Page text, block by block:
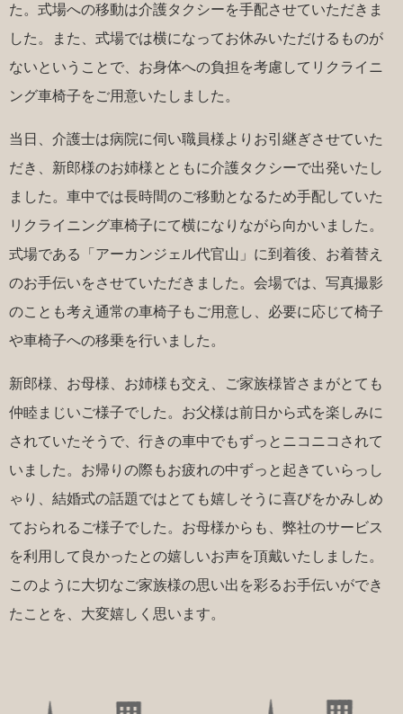
た。式場への移動は介護タクシーを手配させていただきま
した。また、式場では横になってお休みいただけるものが
ないということで、お身体への負担を考慮してリクライニ
ング車椅子をご用意いたしました。
当日、介護士は病院に伺い職員様よりお引継ぎさせていた
だき、新郎様のお姉様とともに介護タクシーで出発いたし
ました。車中では長時間のご移動となるため手配していた
リクライニング車椅子にて横になりながら向かいました。
式場である「アーカンジェル代官山」に到着後、お着替え
のお手伝いをさせていただきました。会場では、写真撮影
のことも考え通常の車椅子もご用意し、必要に応じて椅子
や車椅子への移乗を行いました。
新郎様、お母様、お姉様も交え、ご家族様皆さまがとても
仲睦まじいご様子でした。お父様は前日から式を楽しみに
されていたそうで、行きの車中でもずっとニコニコされて
いました。お帰りの際もお疲れの中ずっと起きていらっし
ゃり、結婚式の話題ではとても嬉しそうに喜びをかみしめ
ておられるご様子でした。お母様からも、弊社のサービス
を利用して良かったとの嬉しいお声を頂戴いたしました。
このように大切なご家族様の思い出を彩るお手伝いができ
たことを、大変嬉しく思います。